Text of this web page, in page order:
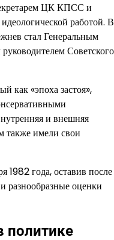
ЦК КПСС и
работой. В
стал Генеральным
Советского
как «эпоха застоя»,
и внешняя
также имели свои
1982 года, оставив после
разнообразные оценки
политике